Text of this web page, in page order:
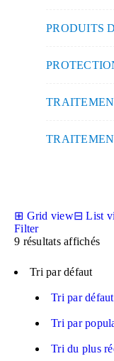
PRODUITS
⊞ Grid view⊟List
Filter
9 résultats affichés
Tri par défaut
Tri par défaut
Tri par
Tri du plus